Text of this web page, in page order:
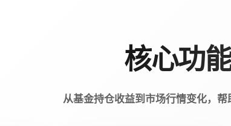
核心功
从基金持仓收益到市场行情变化，